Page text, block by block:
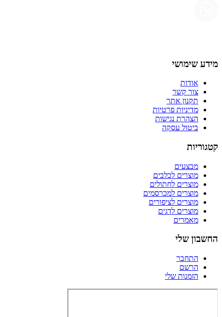
מידע שימושי
אודות
צור קשר
תקנון אתר
מדיניות פרטיות
הצהרת נגישות
ביטול עסקה
קטגוריות
מבצעים
מוצרים לכלבים
מוצרים לחתולים
מוצרים למכרסמים
מוצרים לציפורים
מוצרים לדגים
מאמרים
החשבון שלי
התחבר
הרשם
הזמנות שלי